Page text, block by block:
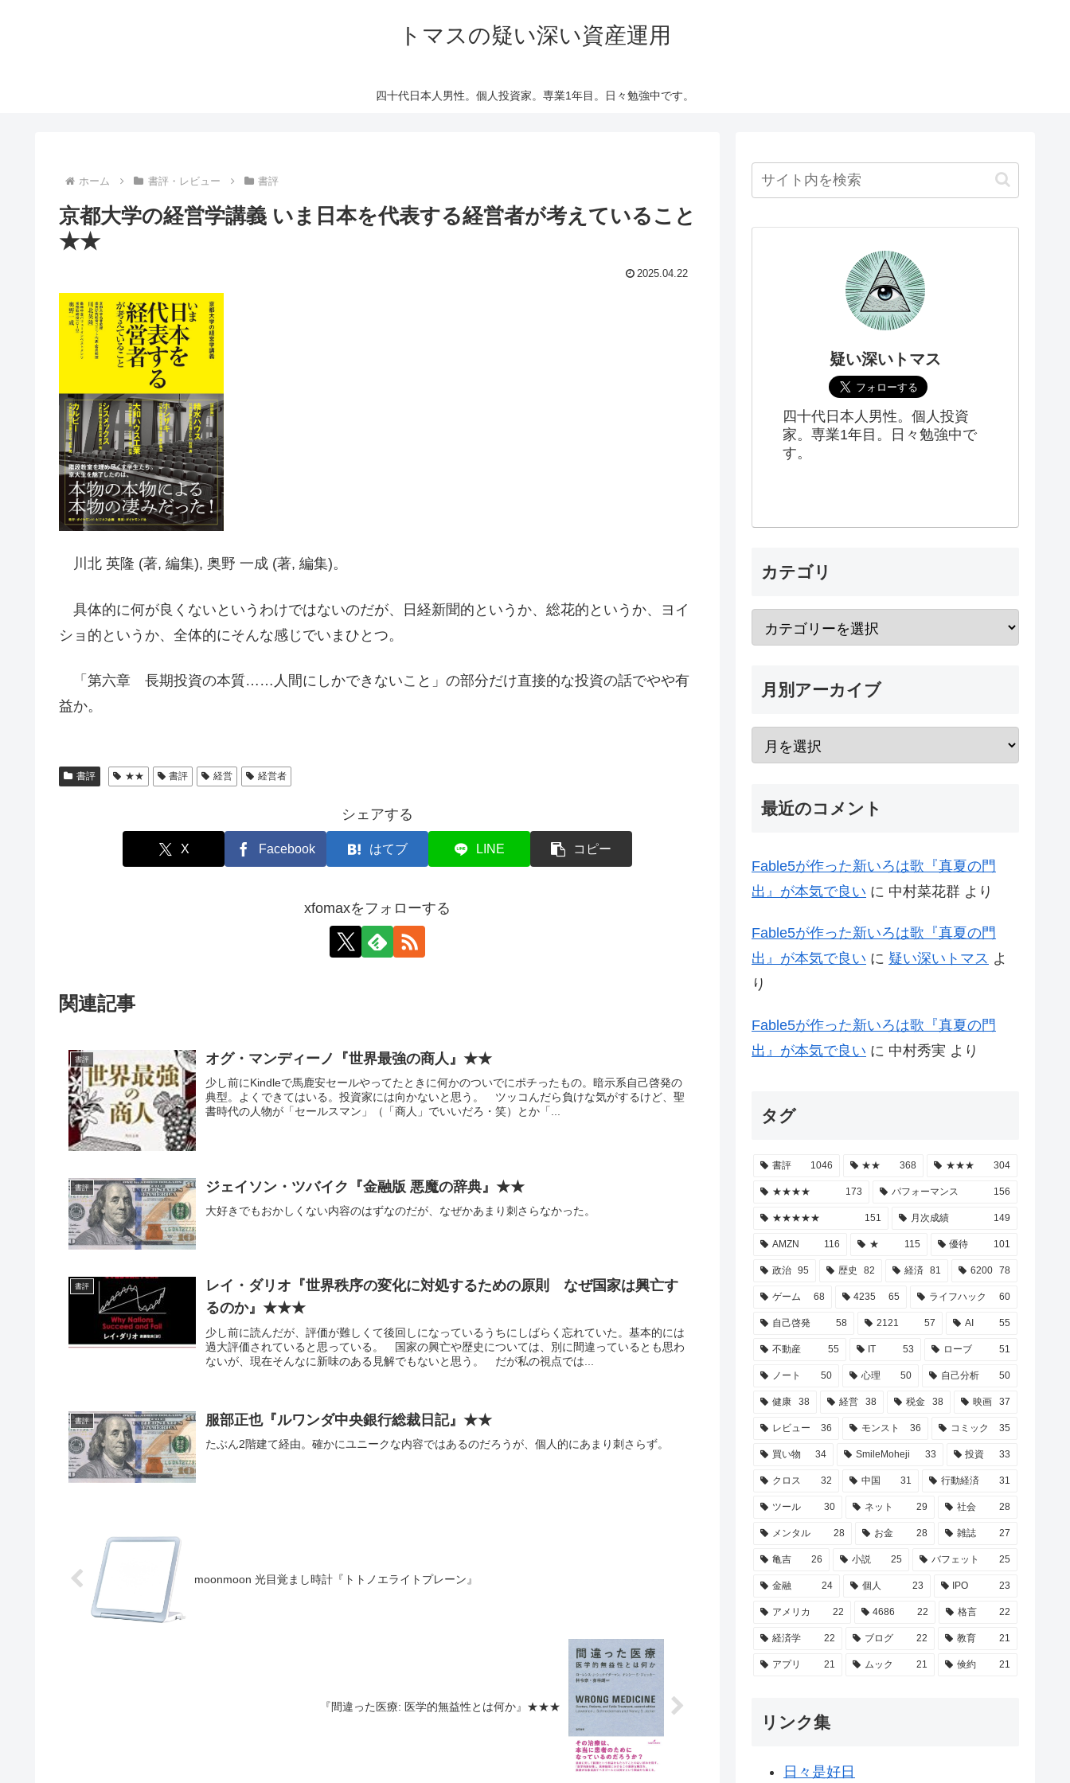
トマスの疑い深い資産運用
四十代日本人男性。個人投資家。専業1年目。日々勉強中です。
ホーム 書評・レビュー 書評
京都大学の経営学講義 いま日本を代表する経営者が考えていること
★★
2025.04.22
川北 英隆 (著, 編集), 奥野 一成 (著, 編集)。
具体的に何が良くないというわけではないのだが、日経新聞的というか、総花的というか、ヨイ
ショ的というか、全体的にそんな感じでいまひとつ。
「第六章 長期投資の本質……人間にしかできないこと」の部分だけ直接的な投資の話でやや有
益か。
書評 ★★ 書評 経営 経営者
シェアする
X Facebook はてブ LINE コピー
xfomaxをフォローする
関連記事
書評 オグ・マンディーノ『世界最強の商人』★★
少し前にKindleで馬鹿安セールやってたときに何かのついでにポチったもの。暗示系自己啓発の
典型。よくできてはいる。投資家には向かないと思う。 ツッコんだら負けな気がするけど、聖
書時代の人物が「セールスマン」（「商人」でいいだろ・笑）とか「...
書評 ジェイソン・ツバイク『金融版 悪魔の辞典』★★
大好きでもおかしくない内容のはずなのだが、なぜかあまり刺さらなかった。
書評
レイ・ダリオ『世界秩序の変化に対処するための原則 なぜ国家は興亡す
るのか』★★★
少し前に読んだが、評価が難しくて後回しになっているうちにしばらく忘れていた。基本的には
過大評価されていると思っている。 国家の興亡や歴史については、別に間違っているとも思わ
ないが、現在そんなに新味のある見解でもないと思う。 だが私の視点では...
書評 服部正也『ルワンダ中央銀行総裁日記』★★
たぶん2階建て経由。確かにユニークな内容ではあるのだろうが、個人的にあまり刺さらず。
moonmoon 光目覚まし時計『トトノエライトプレーン』
『間違った医療: 医学的無益性とは何か』★★★
疑い深いトマス
四十代日本人男性。個人投資
家。専業1年目。日々勉強中で
す。
カテゴリ
月別アーカイブ
最近のコメント
Fable5が作った新いろは歌『真夏の門
出』が本気で良い に 中村菜花群 より
Fable5が作った新いろは歌『真夏の門
出』が本気で良い に 疑い深いトマス よ
り
Fable5が作った新いろは歌『真夏の門
出』が本気で良い に 中村秀実 より
タグ
書評 1046 ★★ 368 ★★★ 304
★★★★ 173 パフォーマンス 156
★★★★★ 151 月次成績 149
AMZN 116 ★ 115 優待 101
政治 95 歴史 82 経済 81 6200 78
ゲーム 68 4235 65 ライフハック 60
自己啓発 58 2121 57 AI 55
不動産 55 IT 53 ローブ 51
ノート 50 心理 50 自己分析 50
健康 38 経営 38 税金 38 映画 37
レビュー 36 モンスト 36 コミック 35
買い物 34 SmileMoheji 33 投資 33
クロス 32 中国 31 行動経済 31
ツール 30 ネット 29 社会 28
メンタル 28 お金 28 雑誌 27
亀吉 26 小説 25 バフェット 25
金融 24 個人 23 IPO 23
アメリカ 22 4686 22 格言 22
経済学 22 ブログ 22 教育 21
アプリ 21 ムック 21 倹約 21
リンク集
日々是好日